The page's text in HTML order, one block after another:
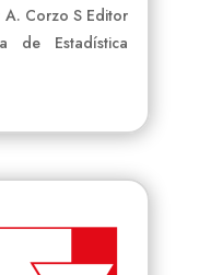
Corzo S Editor
de Estadística